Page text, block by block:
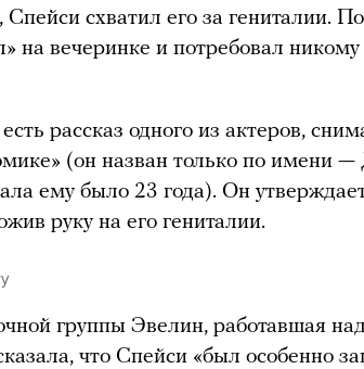
Спейси схватил его за гениталии.
на вечеринке и потребовал никому
рассказ одного из актеров,
(он назван только по имени —
ему было 23 года). Он
руку на его гениталии.
группы Эвелин, работавшая
что Спейси «был особенно